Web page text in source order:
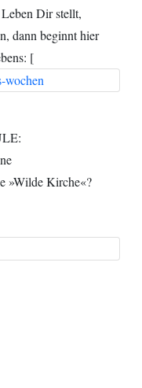
Dir stellt,
dann beginnt hier
[
wochen
»Wilde Kirche«?